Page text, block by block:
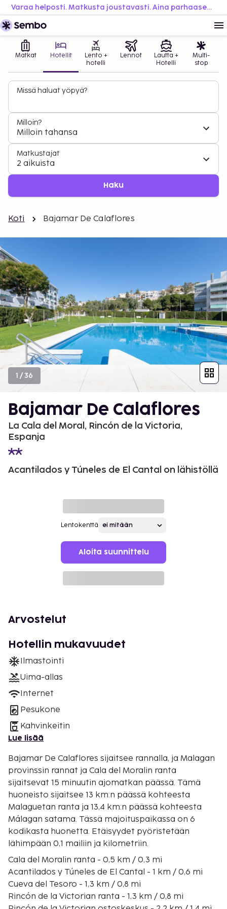
Varaa helposti. Matkusta joustavasti. Aina parhaaseen hintaan.
Matkat Hotellit
Lento +
hotelli
Lennot
Lautta +
Hotelli
Multi-
stop
Missä haluat yöpyä?
Milloin?
Milloin tahansa
Matkustajat
2 aikuista
Haku
Koti Bajamar De Calaflores
1 / 36
Bajamar De Calaflores
La Cala del Moral, Rincón de la Victoria,
Espanja
Acantilados y Túneles de El Cantal on lähistöllä
Lentokenttä
Aloita suunnittelu
Arvostelut
Hotellin mukavuudet
Ilmastointi
Uima-allas
Internet
Pesukone
Kahvinkeitin
Lue lisää
Bajamar De Calaflores sijaitsee rannalla, ja Malagan
provinssin rannat ja Cala del Moralin ranta
sijaitsevat 15 minuutin ajomatkan päässä. Tämä
huoneisto sijaitsee 13 km:n päässä kohteesta
Malaguetan ranta ja 13,4 km:n päässä kohteesta
Málagan satama. Tässä majoituspaikassa on 6
kodikasta huonetta. Etäisyydet pyöristetään
lähimpään 0,1 mailiin ja kilometriin.
Cala del Moralin ranta - 0,5 km / 0,3 mi
Acantilados y Túneles de El Cantal - 1 km / 0,6 mi
Cueva del Tesoro - 1,3 km / 0,8 mi
Rincón de la Victorian ranta - 1,3 km / 0,8 mi